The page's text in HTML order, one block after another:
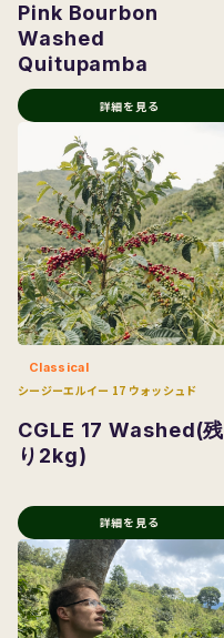
Pink Bourbon
Washed
Quitupamba
詳細を見る
Classical
シージーエルイー 17 ウォッシュド
CGLE 17 Washed(残
り2kg)
詳細を見る